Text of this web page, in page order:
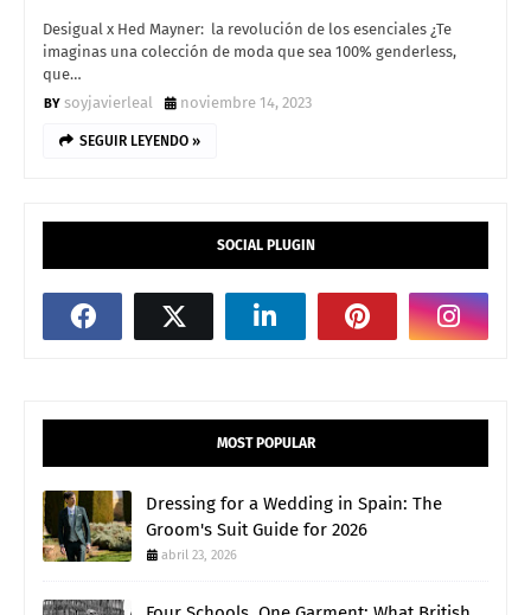
Desigual x Hed Mayner: la revolución de los esenciales ¿Te
imaginas una colección de moda que sea 100% genderless,
que…
soyjavierleal
noviembre 14, 2023
SEGUIR LEYENDO »
SOCIAL PLUGIN
MOST POPULAR
Dressing for a Wedding in Spain: The
Groom's Suit Guide for 2026
abril 23, 2026